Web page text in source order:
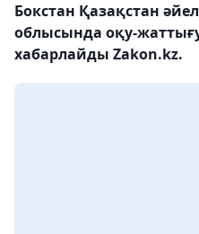
Бокстан Қазақстан
облысында оқу-
хабарлайды Zakon.kz.